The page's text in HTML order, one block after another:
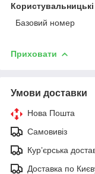
Базовий номер
Приховати
Умови доставки
Нова Пошта
Самовивіз
Курʼєрська
Доставка по